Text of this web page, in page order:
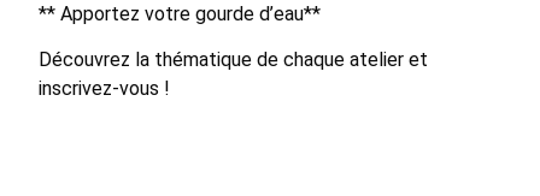
** Apportez votre gourde d’eau**
Découvrez la thématique de chaque atelier et
inscrivez-vous !